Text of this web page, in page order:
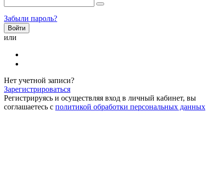
Забыли пароль?
или
Нет учетной записи?
Зарегистрироваться
Регистрируясь и осуществляя вход в личный кабинет, вы
соглашаетесь с политикой обработки персональных данных